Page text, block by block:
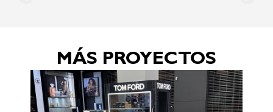
MÁS PROYECTOS